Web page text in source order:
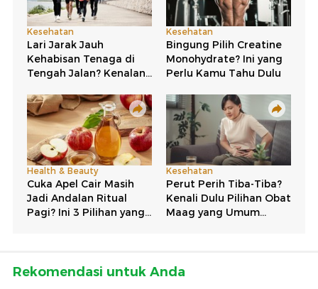
Rekomendasi untuk Anda